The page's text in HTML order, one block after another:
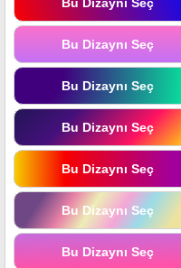
Bu Dizaynı Seç
Bu Dizaynı Seç
Bu Dizaynı Seç
Bu Dizaynı Seç
Bu Dizaynı Seç
Bu Dizaynı Seç